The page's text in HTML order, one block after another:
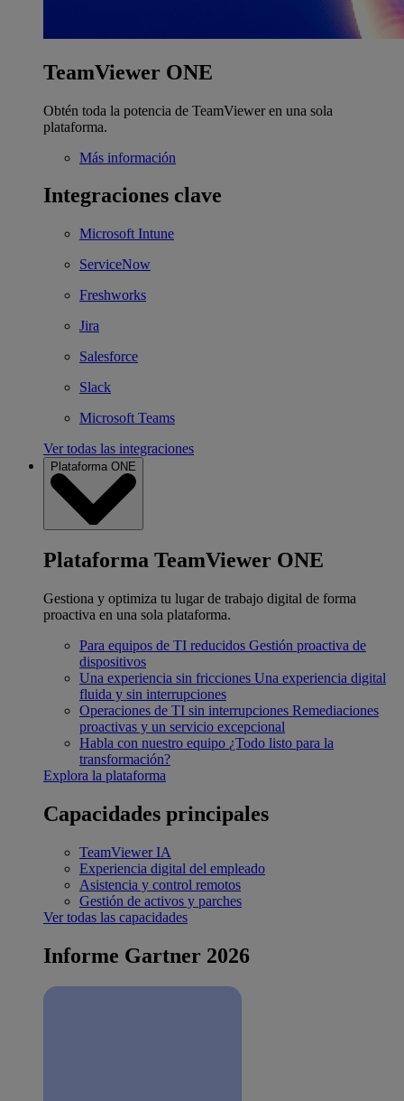
TeamViewer ONE
Obtén toda la potencia de TeamViewer en una sola
plataforma.
Más información
Integraciones clave
Microsoft Intune
ServiceNow
Freshworks
Jira
Salesforce
Slack
Microsoft Teams
Ver todas las integraciones
Plataforma ONE
Plataforma TeamViewer ONE
Gestiona y optimiza tu lugar de trabajo digital de forma
proactiva en una sola plataforma.
Para equipos de TI reducidos Gestión proactiva de
dispositivos
Una experiencia sin fricciones Una experiencia digital
fluida y sin interrupciones
Operaciones de TI sin interrupciones Remediaciones
proactivas y un servicio excepcional
Habla con nuestro equipo ¿Todo listo para la
transformación?
Explora la plataforma
Capacidades principales
TeamViewer IA
Experiencia digital del empleado
Asistencia y control remotos
Gestión de activos y parches
Ver todas las capacidades
Informe Gartner 2026